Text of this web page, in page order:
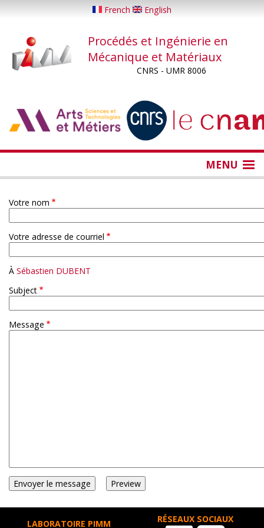
principal
French English
Procédés et Ingénierie en
Mécanique et Matériaux
CNRS - UMR 8006
MENU
Votre nom
Votre adresse de courriel
À Sébastien DUBENT
Subject
Message
LABORATOIRE PIMM RÉSEAUX SOCIAUX